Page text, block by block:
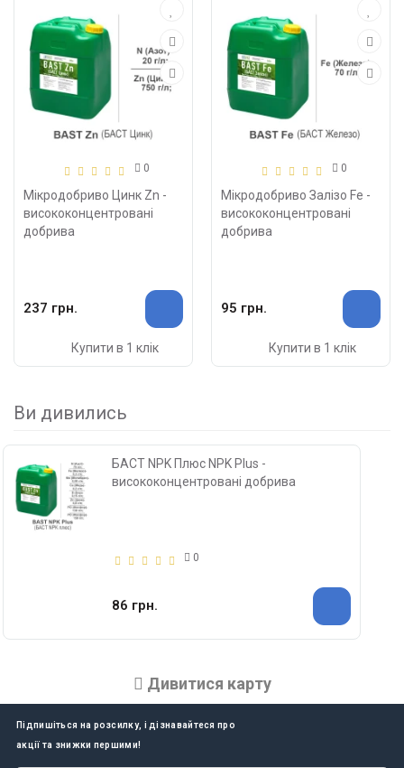
0
Мікродобриво Цинк Zn -
висококонцентровані
добрива
237 грн.
Купити в 1 клік
0
Мікродобриво Залізо Fe -
висококонцентровані
добрива
95 грн.
Купити в 1 клік
Ви дивились
БАСТ NPK Плюс NPK Plus -
висококонцентровані добрива
0
86 грн.
Дивитися карту
Підпишіться на розсилку, і дізнавайтеся про
акції та знижки першими!